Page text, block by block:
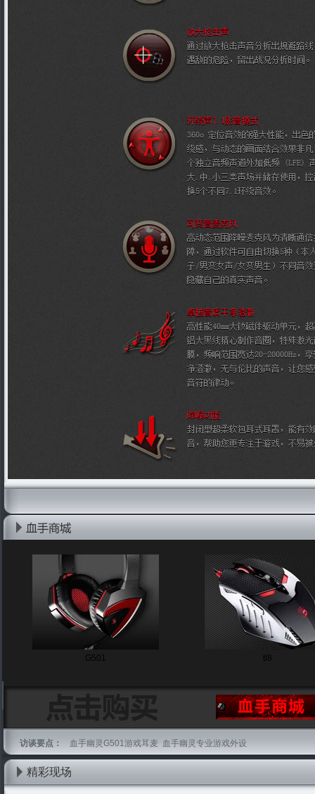
G501 tl8
访谈要点： 血手幽灵G501游戏耳麦 血手幽灵专业游戏外设
精彩现场